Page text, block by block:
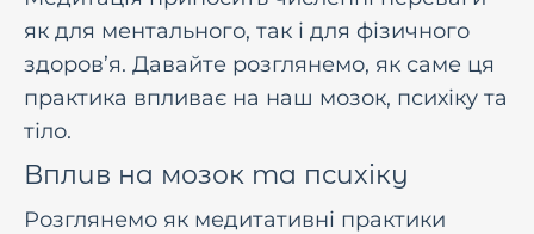
як для ментального, так і для фізичного
здоров’я. Давайте розглянемо, як саме ця
практика впливає на наш мозок, психіку та
тіло.
Вплив на мозок та психіку
Розглянемо як медитативні практики